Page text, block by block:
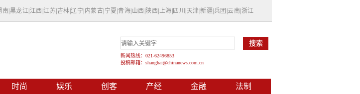
南 黑龙江 江西 江苏 吉林 |辽宁 内蒙古 宁夏 青海 山西 陕西 上海 四川 天津 |新疆 兵团 |云南 浙江
新闻热线：021-62496853
投稿邮箱：shanghai@chinanews.com.cn
时尚 娱乐 创客 产经 金融
法制